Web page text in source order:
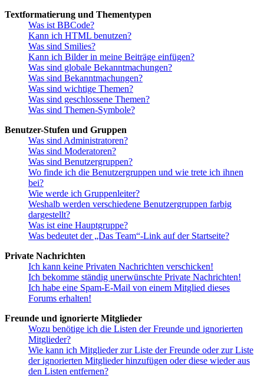
Textformatierung und Thementypen
Was ist BBCode?
Kann ich HTML benutzen?
Was sind Smilies?
Kann ich Bilder in meine Beiträge einfügen?
Was sind globale Bekanntmachungen?
Was sind Bekanntmachungen?
Was sind wichtige Themen?
Was sind geschlossene Themen?
Was sind Themen-Symbole?
Benutzer-Stufen und Gruppen
Was sind Administratoren?
Was sind Moderatoren?
Was sind Benutzergruppen?
Wo finde ich die Benutzergruppen und wie trete ich ihnen
bei?
Wie werde ich Gruppenleiter?
Weshalb werden verschiedene Benutzergruppen farbig
dargestellt?
Was ist eine Hauptgruppe?
Was bedeutet der „Das Team“-Link auf der Startseite?
Private Nachrichten
Ich kann keine Privaten Nachrichten verschicken!
Ich bekomme ständig unerwünschte Private Nachrichten!
Ich habe eine Spam-E-Mail von einem Mitglied dieses
Forums erhalten!
Freunde und ignorierte Mitglieder
Wozu benötige ich die Listen der Freunde und ignorierten
Mitglieder?
Wie kann ich Mitglieder zur Liste der Freunde oder zur Liste
der ignorierten Mitglieder hinzufügen oder diese wieder aus
den Listen entfernen?